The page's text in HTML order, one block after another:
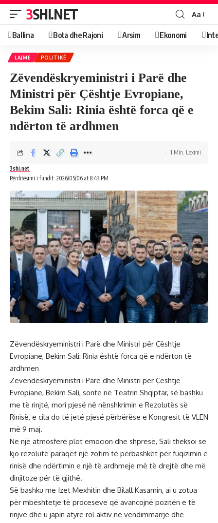
3SHI.NET Aa
Ballina Bota dhe Rajoni Arsim Ekonomi
LAJME POLITIKË
Zëvendëskryeministri i Parë dhe
Ministri për Çështje Evropiane,
Bekim Sali: Rinia është forca që e
ndërton të ardhmen
Përditësimi i fundit: 2026/05/06 at 8:43 PM
3shi.net
1 Min. Leximi
Zëvendëskryeministri i Parë dhe Ministri për Çështje
Evropiane, Bekim Sali: Rinia është forca që e ndërton të
ardhmen
Zëvendëskryeministri i Parë dhe Ministri për Çështje
Evropiane, Bekim Sali, sonte në Teatrin Shqiptar, së bashku
me të rinjtë, mori pjesë në nënshkrimin e Rezolutës së
Rinisë, e cila do të jetë pjesë përbërëse e Kongresit të VLEN
më 9 maj.
Në një atmosferë plot emocion dhe shpresë, Sali theksoi se
kjo rezolutë paraqet një zotim të përbashkët për fuqizimin e
rinisë dhe ndërtimin e një të ardhmeje më të drejtë dhe më
dinjitoze për të gjithë.
Së bashku me Izet Mexhitin dhe Bilall Kasamin, ai u zotua
për mbështetje të proceseve që avancojnë pozitën e të
rinjve dhe u japin atyre rol aktiv në vendimmarrje dhe